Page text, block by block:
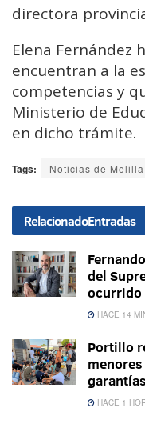
directora
Elena Fernández
encuentran a la
competencias y
Ministerio de
en dicho trámite.
Tags: Noticias de Melilla
RelacionadoEntradas
del
ocurrido
HACE 14
Portillo
garantías
HACE 1